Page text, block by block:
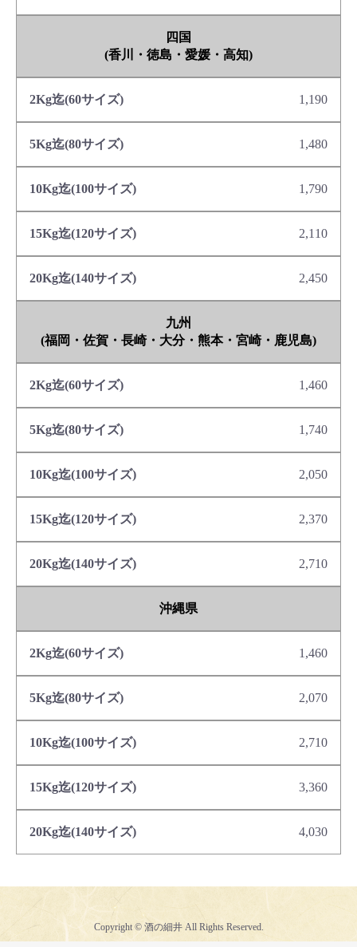
四国
(香川・徳島・愛媛・高知)
1,190
1,480
1,790
2,110
2,450
九州
(福岡・佐賀・長崎・大分・熊本・宮崎・鹿児島)
1,460
1,740
2,050
2,370
2,710
沖縄県
1,460
2,070
2,710
3,360
4,030
Copyright © 酒の細井 All Rights Reserved.